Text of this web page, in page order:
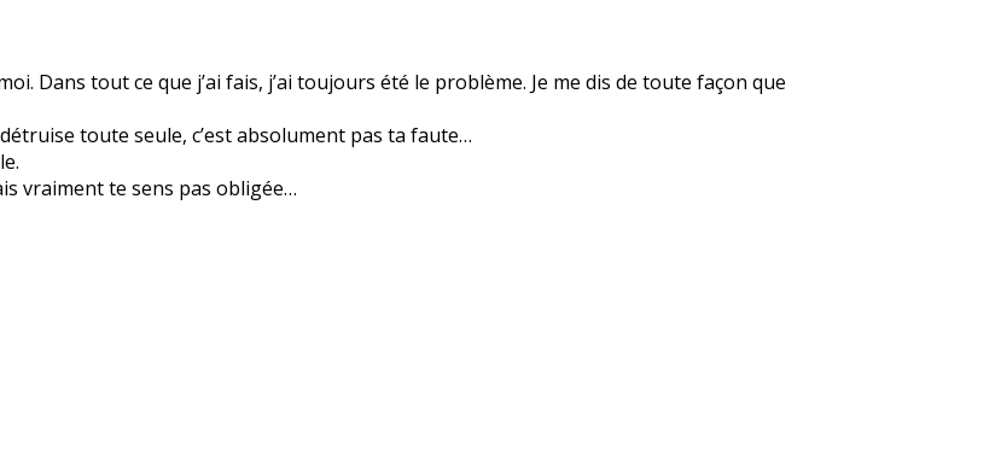
Dans tout ce que j’ai fais, j’ai toujours été le problème. Je me dis de toute façon que
toute seule, c’est absolument pas ta faute…
vraiment te sens pas obligée…